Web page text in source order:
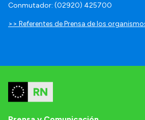
Conmutador: (02920) 425700
>> Referentes de Prensa de los